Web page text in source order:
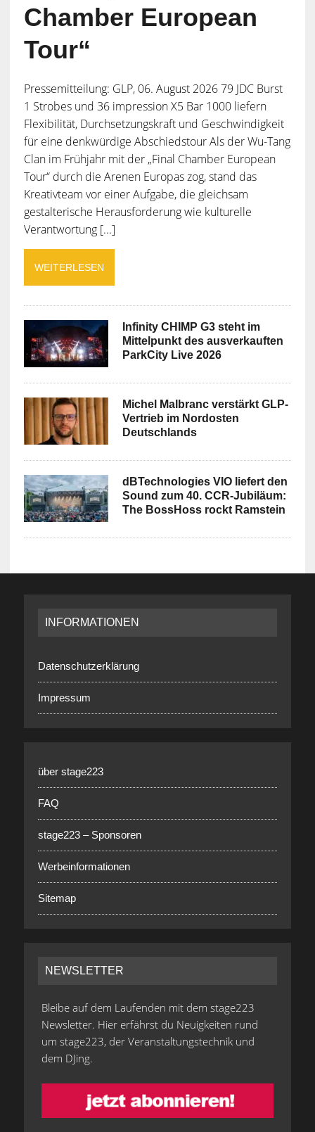
Chamber European
Tour“
Pressemitteilung: GLP, 06. August 2026 79 JDC Burst
1 Strobes und 36 impression X5 Bar 1000 liefern
Flexibilität, Durchsetzungskraft und Geschwindigkeit
für eine denkwürdige Abschiedstour Als der Wu-Tang
Clan im Frühjahr mit der „Final Chamber European
Tour“ durch die Arenen Europas zog, stand das
Kreativteam vor einer Aufgabe, die gleichsam
gestalterische Herausforderung wie kulturelle
Verantwortung [...]
WEITERLESEN
Infinity CHIMP G3 steht im
Mittelpunkt des ausverkauften
ParkCity Live 2026
Michel Malbranc verstärkt GLP-
Vertrieb im Nordosten
Deutschlands
dBTechnologies VIO liefert den
Sound zum 40. CCR-Jubiläum:
The BossHoss rockt Ramstein
INFORMATIONEN
Datenschutzerklärung
Impressum
über stage223
FAQ
stage223 – Sponsoren
Werbeinformationen
Sitemap
NEWSLETTER
Bleibe auf dem Laufenden mit dem stage223
Newsletter. Hier erfährst du Neuigkeiten rund
um stage223, der Veranstaltungstechnik und
dem DJing.